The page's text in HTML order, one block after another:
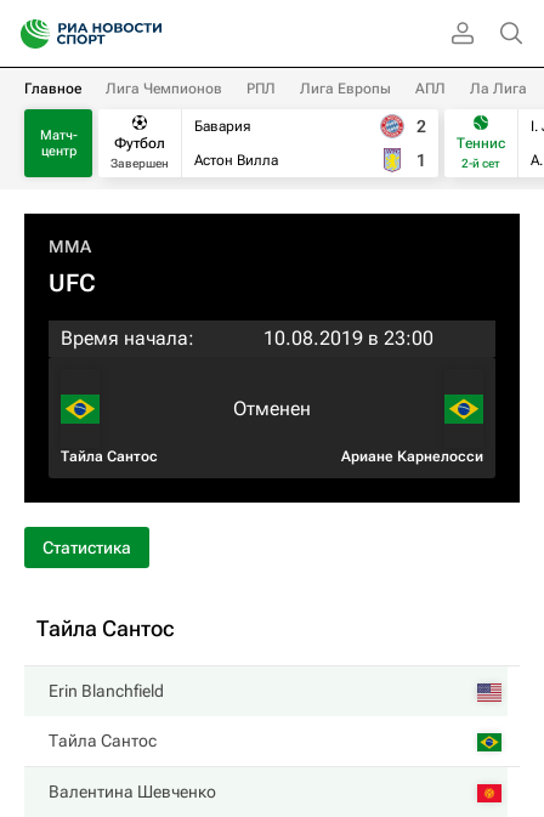
Главное Лига Чемпионов РПЛ Лига Европы АПЛ Ла Лига
Матч-
центр
Футбол
Завершен
Бавария
Астон Вилла
2
1
Теннис
2-й сет
I.
MMA
UFC
Время начала: 10.08.2019 в 23:00
Тайла Сантос
Отменен
Ариане Карнелосси
Статистика
Тайла Сантос
Erin Blanchfield
Тайла Сантос
Валентина Шевченко